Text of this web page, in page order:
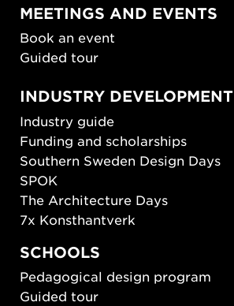
MEETINGS AND EVENTS
Book an event
Guided tour
INDUSTRY DEVELOPMENT
Industry guide
Funding and scholarships
Southern Sweden Design Days
SPOK
The Architecture Days
7x Konsthantverk
SCHOOLS
Pedagogical design program
Guided tour